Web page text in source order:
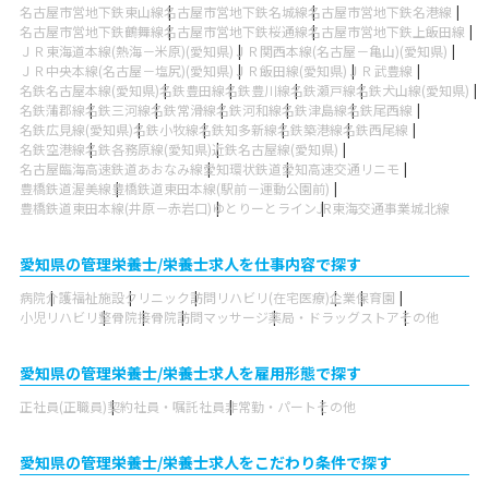
名古屋市営地下鉄東山線名古屋市営地下鉄名城線名古屋市営地下鉄名港線
名古屋市営地下鉄鶴舞線名古屋市営地下鉄桜通線名古屋市営地下鉄上飯田線
ＪＲ東海道本線(熱海－米原)(愛知県) ＪＲ関西本線(名古屋－亀山)(愛知県)
ＪＲ中央本線(名古屋－塩尻)(愛知県) ＪＲ飯田線(愛知県) ＪＲ武豊線
名鉄名古屋本線(愛知県)名鉄豊田線名鉄豊川線名鉄瀬戸線名鉄犬山線(愛知県)
名鉄蒲郡線名鉄三河線名鉄常滑線名鉄河和線名鉄津島線名鉄尾西線
名鉄広見線(愛知県)名鉄小牧線名鉄知多新線名鉄築港線名鉄西尾線
名鉄空港線名鉄各務原線(愛知県)近鉄名古屋線(愛知県)
名古屋臨海高速鉄道あおなみ線愛知環状鉄道愛知高速交通リニモ
豊橋鉄道渥美線豊橋鉄道東田本線(駅前－運動公園前)
豊橋鉄道東田本線(井原－赤岩口)ゆとりーとラインJR東海交通事業城北線
愛知県の管理栄養士/栄養士求人を仕事内容で探す
病院介護福祉施設クリニック訪問リハビリ(在宅医療)企業保育園
小児リハビリ整骨院接骨院訪問マッサージ薬局・ドラッグストアその他
愛知県の管理栄養士/栄養士求人を雇用形態で探す
正社員(正職員)契約社員・嘱託社員非常勤・パートその他
愛知県の管理栄養士/栄養士求人をこだわり条件で探す